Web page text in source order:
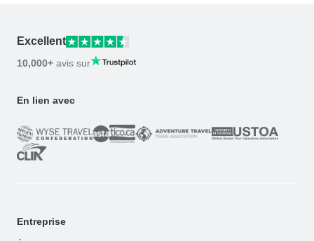
Excellent
10,000+ avis sur
En lien avec
Entreprise